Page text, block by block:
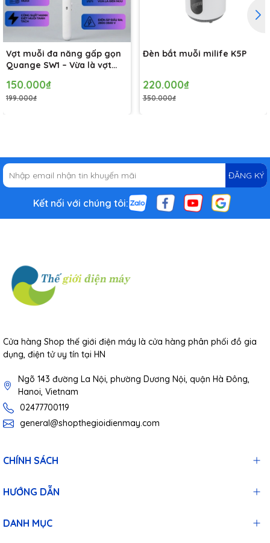
Chế độ tắt: Ngừng hoạt động của vợt.
Vợt muỗi đa năng gấp gọn
Quange SW1 – Vừa là vợt
tự động
150.000₫
199.000₫
Đèn bắt muỗi milife K5P
220.000₫
350.000₫
ĐĂNG KÝ
Kết nối với chúng tôi:
Cửa hàng Shop thế giới điện máy là cửa hàng phân phối đồ gia
dụng, điện tử uy tín tại HN
Ngõ 143 đường La Nội, phường Dương Nội, quận Hà Đông,
Hanoi, Vietnam
02477700119
general@shopthegioidienmay.com
CHÍNH SÁCH
HƯỚNG DẪN
DANH MỤC